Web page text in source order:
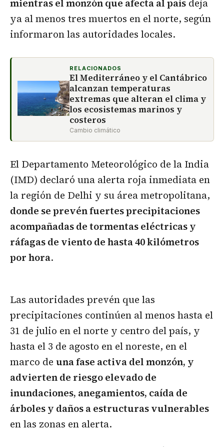
mientras el monzón que afecta al país deja
ya al menos tres muertos en el norte, según
informaron las autoridades locales.
RELACIONADOS
El Mediterráneo y el Cantábrico
alcanzan temperaturas
extremas que alteran el clima y
los ecosistemas marinos y
costeros
Cambio climático
El Departamento Meteorológico de la India
(IMD) declaró una alerta roja inmediata en
la región de Delhi y su área metropolitana,
donde se prevén fuertes precipitaciones
acompañadas de tormentas eléctricas y
ráfagas de viento de hasta 40 kilómetros
por hora.
Las autoridades prevén que las
precipitaciones continúen al menos hasta el
31 de julio en el norte y centro del país, y
hasta el 3 de agosto en el noreste, en el
marco de una fase activa del monzón, y
advierten de riesgo elevado de
inundaciones, anegamientos, caída de
árboles y daños a estructuras vulnerables
en las zonas en alerta.